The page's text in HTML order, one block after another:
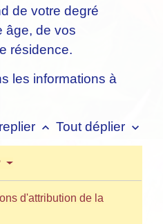
de votre degré
âge, de vos
résidence.
les informations à
keyboard_arrow_up Tout déplier keyboard_arrow_down
d'attribution de la